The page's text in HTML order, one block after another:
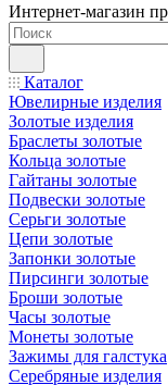
Интернет-магазин
Каталог
Ювелирные изделия
Золотые изделия
Браслеты золотые
Кольца золотые
Гайтаны золотые
Подвески золотые
Серьги золотые
Цепи золотые
Запонки золотые
Пирсинги золотые
Броши золотые
Часы золотые
Монеты золотые
Зажимы для галстука
Серебряные изделия